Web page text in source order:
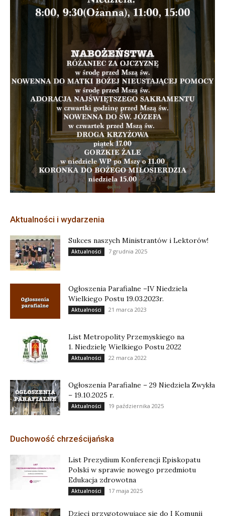
Aktualności i wydarzenia
Sukces naszych Ministrantów i Lektorów!
Aktualności 7 grudnia 2025
Ogłoszenia Parafialne –IV Niedziela
Wielkiego Postu 19.03.2023r.
Aktualności 21 marca 2023
List Metropolity Przemyskiego na
1. Niedzielę Wielkiego Postu 2022
Aktualności 22 marca 2022
Ogłoszenia Parafialne – 29 Niedziela Zwykła
– 19.10.2025 r.
Aktualności 19 października 2025
Duchowość chrześcijańska
List Prezydium Konferencji Episkopatu
Polski w sprawie nowego przedmiotu
Edukacja zdrowotna
Aktualności 17 maja 2025
Dzieci przygotowujące się do I Komunii